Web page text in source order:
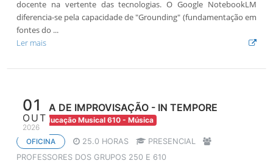
docente na vertente das tecnologias. O Google NotebookLM
diferencia-se pela capacidade de "Grounding" (fundamentação em
fontes do ...
Ler mais
01
OUT
2026
OFICINA DE IMPROVISAÇÃO - IN TEMPORE
250 - Educação Musical 610 - Música
OFICINA 25.0 HORAS
PRESENCIAL
PROFESSORES DOS GRUPOS 250 E 610